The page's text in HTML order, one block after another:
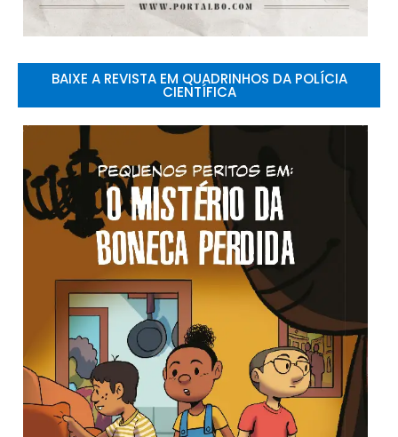
BAIXE A REVISTA EM QUADRINHOS DA POLÍCIA
CIENTÍFICA